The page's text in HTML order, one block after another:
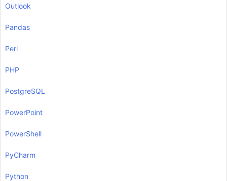
Outlook
Pandas
Perl
PHP
PostgreSQL
PowerPoint
PowerShell
PyCharm
Python